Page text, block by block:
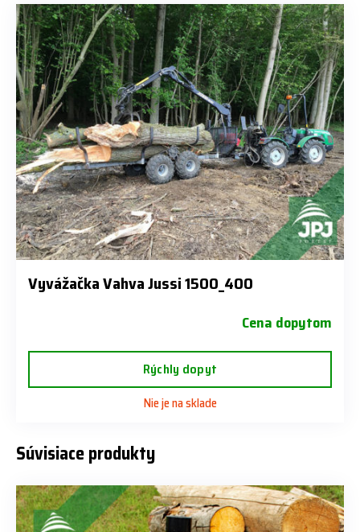
Vyvážačka Vahva Jussi 1500_400
Cena dopytom
Rýchly dopyt
Nie je na sklade
Súvisiace produkty